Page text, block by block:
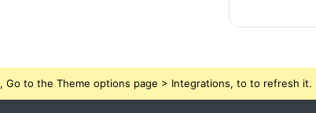
Go to the Theme options page > Integrations, to to refresh it.